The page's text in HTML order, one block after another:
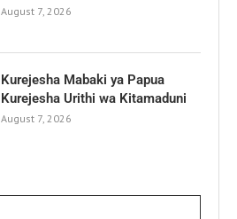
August 7, 2026
Kurejesha Mabaki ya Papua
Kurejesha Urithi wa Kitamaduni
August 7, 2026